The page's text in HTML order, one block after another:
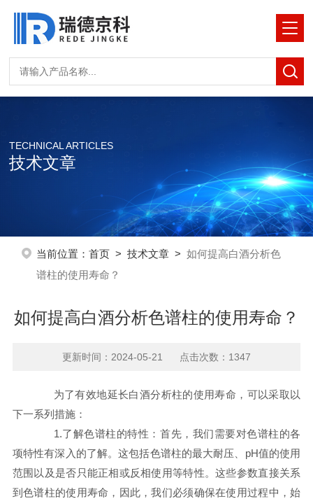
TECHNICAL ARTICLES
技术文章
当前位置： 首页> 技术文章> 如何提高白酒分析色
谱柱的使用寿命？
如何提高白酒分析色谱柱的使用寿命？
更新时间：2024-05-21 点击次数：1347
为了有效地延长白酒分析柱的使用寿命，可以采取以
下一系列措施：
1.了解色谱柱的特性：首先，我们需要对色谱柱的各
项特性有深入的了解。这包括色谱柱的最大耐压、pH值的使用
范围以及是否只能正相或反相使用等特性。这些参数直接关系
到色谱柱的使用寿命，因此，我们必须确保在使用过程中，始